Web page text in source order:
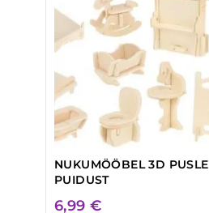
NUKUMÖÖBEL 3D PUSLE
PUIDUST
6,99 €